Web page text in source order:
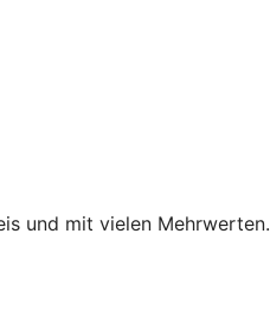
und mit vielen Mehrwerten.